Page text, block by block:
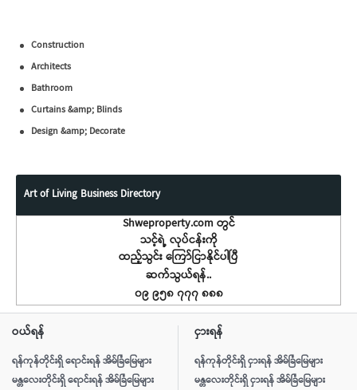
Construction
Architects
Bathroom
Curtains &amp; Blinds
Design &amp; Decorate
Art of Living Business Directory
Shweproperty.com တွင်
သင့်ရဲ့ လုပ်ငန်းကို
ထည့်သွင်း ကြော်ငြာနိုင်ပါပြီ
ဆက်သွယ်ရန်..
၀၉ ၉၅၈ ၇၇၇ ၈၈၈
ဝယ်ရန်
ရန်ကုန်တိုင်းရှိ ရောင်းရန် အိမ်ခြံမြေများ
မန္တလေးတိုင်းရှိ ရောင်းရန် အိမ်ခြံမြေများ
ငှားရန်
ရန်ကုန်တိုင်းရှိ ငှားရန် အိမ်ခြံမြေများ
မန္တလေးတိုင်းရှိ ငှားရန် အိမ်ခြံမြေများ